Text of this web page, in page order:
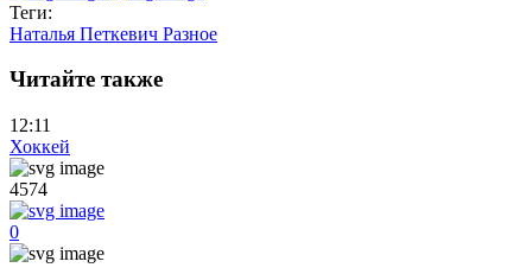
Теги:
Наталья Петкевич Разное
Читайте также
12:11
Хоккей
4574
0